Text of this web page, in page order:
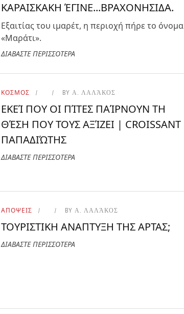
ΚΑΡΑΙΣΚΑΚΗ ΈΓΙΝΕ...ΒΡΑΧΟΝΗΣΙΔΑ.
Εξαιτίας του ιμαρέτ, η περιοχή πήρε το όνομα
«Μαράτι».
ΔΙΑΒΑΣΤΕ ΠΕΡΙΣΣΟΤΕΡΑ
ΚΟΣΜΟΣ BY Α. ΛΑΛΆΚΟΣ
ΕΚΕΊ ΠΟΥ ΟΙ ΠΊΤΕΣ ΠΑΊΡΝΟΥΝ ΤΗ
ΘΈΣΗ ΠΟΥ ΤΟΥΣ ΑΞΊΖΕΙ | CROISSANT
ΠΑΠΑΔΙΏΤΗΣ
ΔΙΑΒΑΣΤΕ ΠΕΡΙΣΣΟΤΕΡΑ
ΑΠΟΨΕΙΣ BY Α. ΛΑΛΆΚΟΣ
ΤΟΥΡΙΣΤΙΚΗ ΑΝΑΠΤΥΞΗ ΤΗΣ ΑΡΤΑΣ;
ΔΙΑΒΑΣΤΕ ΠΕΡΙΣΣΟΤΕΡΑ